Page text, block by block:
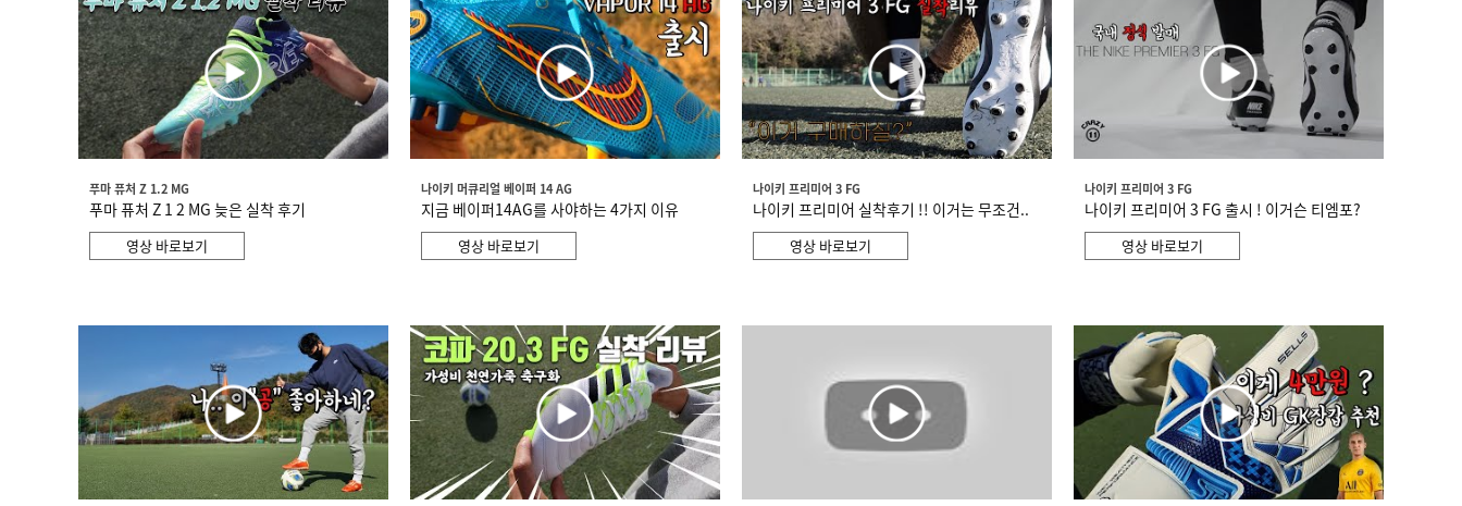
푸마 퓨처 Z 1.2 MG
푸마 퓨처 Z 1 2 MG 늦은 실착 후기
영상 바로보기
나이키 머큐리얼 베이퍼 14 AG
지금 베이퍼14AG를 사야하는 4가지 이유
영상 바로보기
나이키 프리미어 3 FG
나이키 프리미어 실착후기 !! 이거는 무조건..
영상 바로보기
나이키 프리미어 3 FG
나이키 프리미어 3 FG 출시 ! 이거슨 티엠포?
영상 바로보기